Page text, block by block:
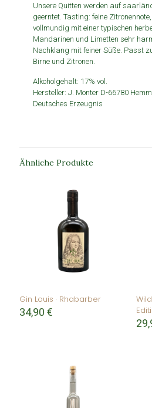
Unsere Quitten werden auf
geerntet. Tasting: feine
vollmundig mit einer typischen
Mandarinen und Limetten sehr
Nachklang mit feiner Süße. Passt
Birne und Zitronen.
Alkoholgehalt: 17% vol.
Hersteller: J. Monter D-66780
Deutsches Erzeugnis
Ähnliche Produkte
Gin Louis · Rhabarber
34,90 €